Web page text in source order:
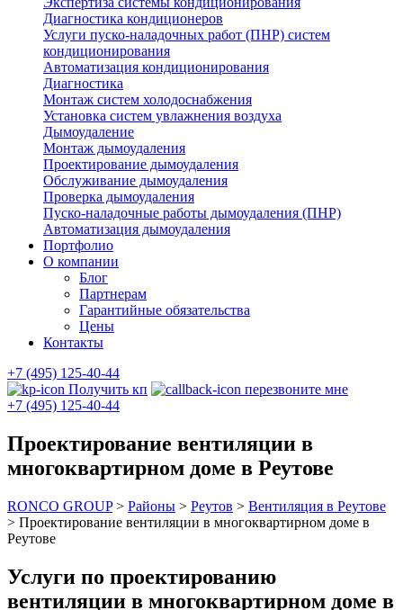
Диагностика кондиционеров
Услуги пуско-наладочных работ (ПНР) систем
кондиционирования
Автоматизация кондиционирования
Диагностика
Монтаж систем холодоснабжения
Установка систем увлажнения воздуха
Дымоудаление
Монтаж дымоудаления
Проектирование дымоудаления
Обслуживание дымоудаления
Проверка дымоудаления
Пуско-наладочные работы дымоудаления (ПНР)
Автоматизация дымоудаления
Портфолио
О компании
Блог
Партнерам
Гарантийные обязательства
Цены
Контакты
+7 (495) 125-40-44
Получить кп
перезвоните мне
+7 (495) 125-40-44
Проектирование вентиляции в
многоквартирном доме в Реутове
RONCO GROUP> Районы > Реутов > Вентиляция в Реутове
> Проектирование вентиляции в многоквартирном доме в
Реутове
Услуги по проектированию
вентиляции в многоквартирном доме в